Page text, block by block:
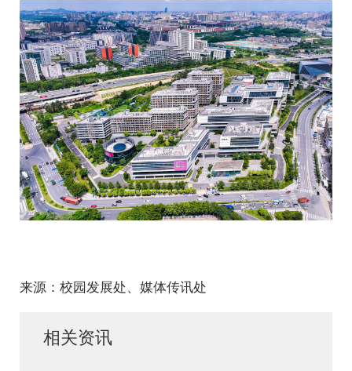
来源：校园发展处、媒体传讯处
相关资讯